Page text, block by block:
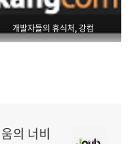
개발자들의 휴식처, 강컴
의 너비